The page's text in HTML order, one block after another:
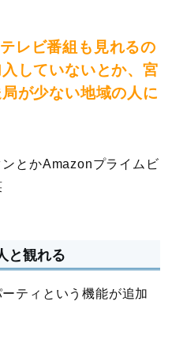
テレビ番組も見れるの
していないとか、宮
が少ない地域の人に
とかAmazonプライムビ
と観れる
ティという機能が追加